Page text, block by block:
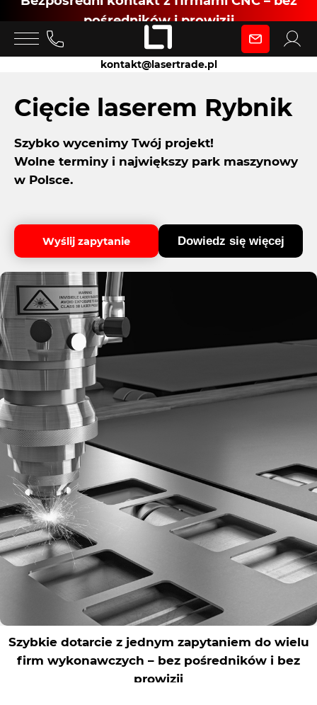
pośredników i prowizji
Zaloguj się
Klient
Dołącz jako Partner CNC
Rejestracja
Partner produkcyjny
kontakt@lasertrade.pl
Cięcie laserem Rybnik
Szybko wycenimy Twój projekt!
Wolne terminy i największy park maszynowy
w Polsce.
Wyślij zapytanie Dowiedz się więcej